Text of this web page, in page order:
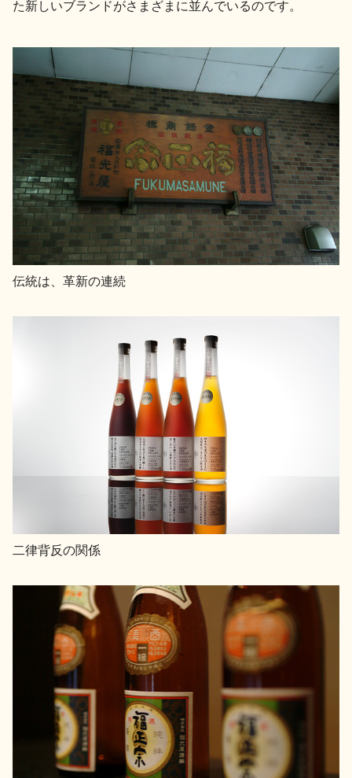
た新しいブランドがさまざまに並んでいるのです。
伝統は、革新の連続
二律背反の関係